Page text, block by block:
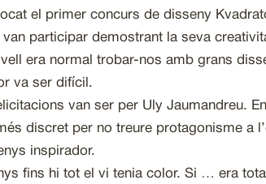
el primer concurs de disseny
participar demostrant la seva
era normal trobar-nos amb grans
va ser difícil.
van ser per Uly Jaumandreu.
discret per no treure protagonisme a
inspirador.
fins hi tot el vi tenia color. Si … era